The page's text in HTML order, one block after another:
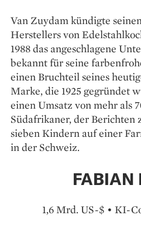
Van Zuydam kündigte
Herstellers von
1988 das angeschlagene
bekannt für seine
einen Bruchteil seines
Marke, die 1925 gegründet
einen Umsatz von mehr als
Südafrikaner, der Berichten
sieben Kindern auf einer
in der Schweiz.
FABIAN
1,6 Mrd. US-$ • KI-